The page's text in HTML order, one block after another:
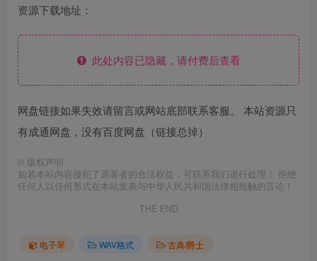
资源下载地址：
此处内容已隐藏，请付费后查看
网盘链接如果失效请留言或网站底部联系客服。 本站资源只
有成通网盘，没有百度网盘（链接总掉）
© 版权声明
如若本站内容侵犯了原著者的合法权益，可联系我们进行处理！ 拒绝
任何人以任何形式在本站发表与中华人民共和国法律相抵触的言论！
THE END
电子琴 WAV格式 古典/爵士